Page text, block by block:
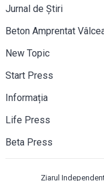
Jurnal de Știri
Beton Amprentat
New Topic
Start Press
Informația
Life Press
Beta Press
Ziarul